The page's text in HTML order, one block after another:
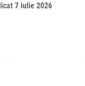
7 iulie 2026